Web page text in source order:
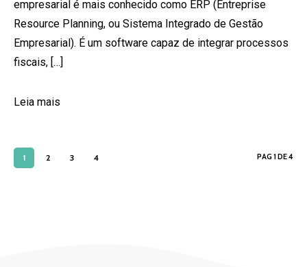
empresarial é mais conhecido como ERP (Entreprise
Resource Planning, ou Sistema Integrado de Gestão
Empresarial). É um software capaz de integrar processos
fiscais, […]
Leia mais
1 2 3 4 PAG 1 DE 4